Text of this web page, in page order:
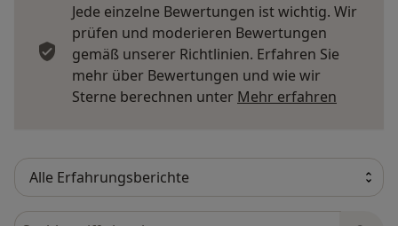
Jede einzelne Bewertungen ist wichtig. Wir
prüfen und moderieren Bewertungen
gemäß unserer Richtlinien. Erfahren Sie
mehr über Bewertungen und wie wir
Sterne berechnen unter Mehr erfahren
Bewertungen durchsuchen